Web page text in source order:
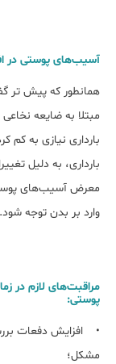
آسیب‌های پوستی در
همانطور که پیش تر
مبتلا به ضایعه
بارداری نیازی به کم
بارداری، به دلیل
معرض آسیب‌های
وارد بر بدن توجه شود.
مراقبت‌های لازم در
پوستی:
• افزایش دفعات
مشکل؛